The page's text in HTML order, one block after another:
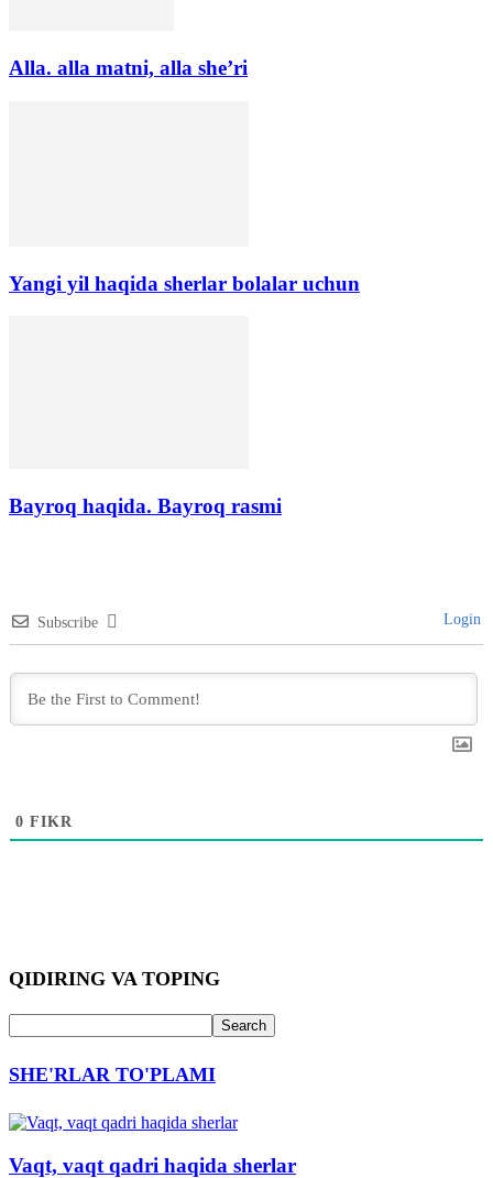
Alla. alla matni, alla she’ri
Yangi yil haqida sherlar bolalar uchun
Bayroq haqida. Bayroq rasmi
Subscribe Login
0 FIKR
QIDIRING VA TOPING
SHE'RLAR TO'PLAMI
Vaqt, vaqt qadri haqida sherlar